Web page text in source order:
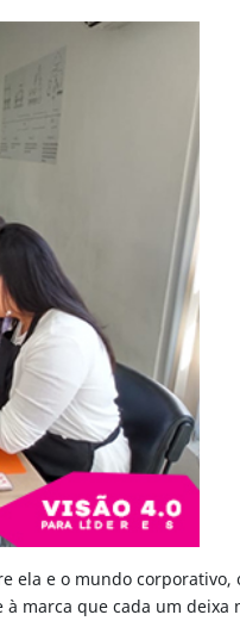
e o mundo
marca que cada um